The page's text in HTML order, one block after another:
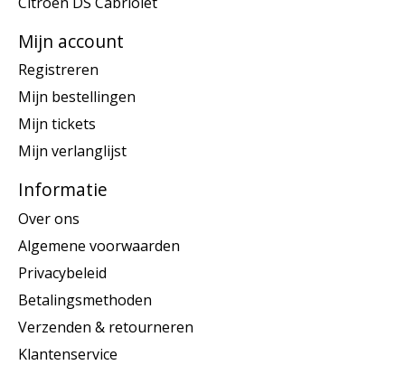
Mijn account
Registreren
Mijn bestellingen
Mijn tickets
Mijn verlanglijst
Informatie
Over ons
Algemene voorwaarden
Privacybeleid
Betalingsmethoden
Verzenden & retourneren
Klantenservice